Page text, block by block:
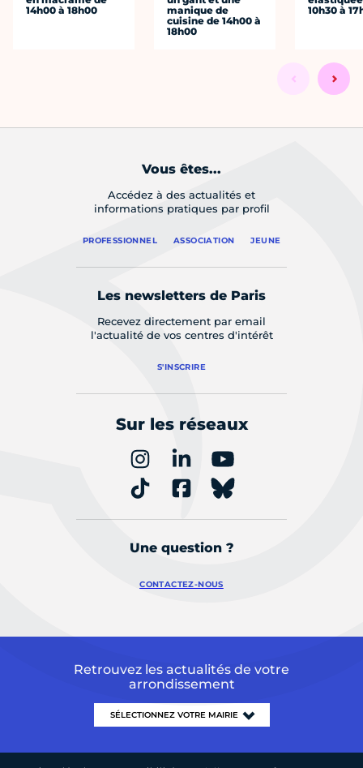
14h00 à 18h00
manique de
cuisine de 14h00 à
18h00
10h30 à
Vous êtes...
Accédez à des actualités et
informations pratiques par profil
PROFESSIONNEL ASSOCIATION JEUNE
Les newsletters de Paris
Recevez directement par email
l'actualité de vos centres d'intérêt
S'INSCRIRE
Sur les réseaux
Une question ?
CONTACTEZ-NOUS
Retrouvez les actualités de votre
arrondissement